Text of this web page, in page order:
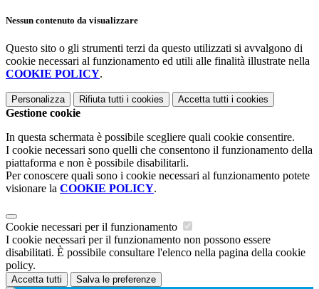
Nessun contenuto da visualizzare
Questo sito o gli strumenti terzi da questo utilizzati si avvalgono di
cookie necessari al funzionamento ed utili alle finalità illustrate nella
COOKIE POLICY.
Personalizza Rifiuta tutti i cookies Accetta tutti i cookies
Gestione cookie
In questa schermata è possibile scegliere quali cookie consentire.
I cookie necessari sono quelli che consentono il funzionamento della
piattaforma e non è possibile disabilitarli.
Per conoscere quali sono i cookie necessari al funzionamento potete
visionare la COOKIE POLICY.
Cookie necessari per il funzionamento
I cookie necessari per il funzionamento non possono essere
disabilitati. È possibile consultare l'elenco nella pagina della cookie
policy.
Accetta tutti Salva le preferenze